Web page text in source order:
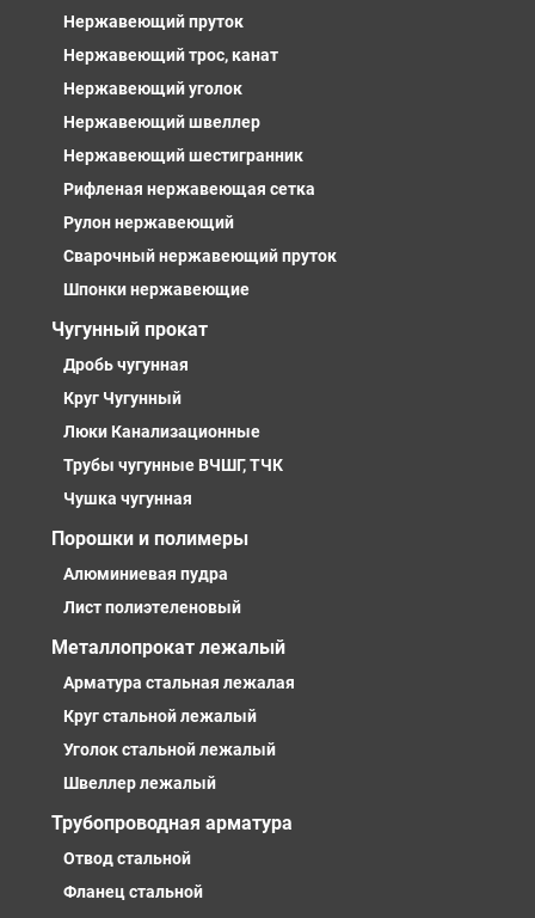
Нержавеющий пруток
Нержавеющий трос, канат
Нержавеющий уголок
Нержавеющий швеллер
Нержавеющий шестигранник
Рифленая нержавеющая сетка
Рулон нержавеющий
Сварочный нержавеющий пруток
Шпонки нержавеющие
Чугунный прокат
Дробь чугунная
Круг Чугунный
Люки Канализационные
Трубы чугунные ВЧШГ, ТЧК
Чушка чугунная
Порошки и полимеры
Алюминиевая пудра
Лист полиэтеленовый
Металлопрокат лежалый
Арматура стальная лежалая
Круг стальной лежалый
Уголок стальной лежалый
Швеллер лежалый
Трубопроводная арматура
Отвод стальной
Фланец стальной